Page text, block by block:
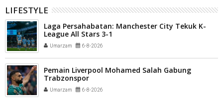
LIFESTYLE
Laga Persahabatan: Manchester City Tekuk K-
League All Stars 3-1
Umarzam 6-8-2026
Pemain Liverpool Mohamed Salah Gabung
Trabzonspor
Umarzam 6-8-2026